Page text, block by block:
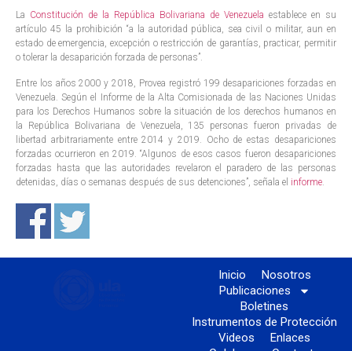
La Constitución de la República Bolivariana de Venezuela establece en su
artículo 45 la prohibición “a la autoridad pública, sea civil o militar, aun en
estado de emergencia, excepción o restricción de garantías, practicar, permitir
o tolerar la desaparición forzada de personas”.
Entre los años 2000 y 2018, Provea registró 199 desapariciones forzadas en
Venezuela. Según el Informe de la Alta Comisionada de las Naciones Unidas
para los Derechos Humanos sobre la situación de los derechos humanos en
la República Bolivariana de Venezuela, 135 personas fueron privadas de
libertad arbitrariamente entre 2014 y 2019. Ocho de estas desapariciones
forzadas ocurrieron en 2019. “Algunos de esos casos fueron desapariciones
forzadas hasta que las autoridades revelaron el paradero de las personas
detenidas, días o semanas después de sus detenciones”, señala el informe
Inicio
Nosotros
Publicaciones
Boletines
Instrumentos de Protección
Videos
Enlaces